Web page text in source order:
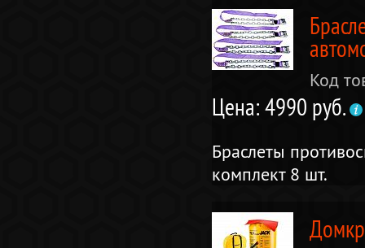
Код
Цена: 4990 руб.
Браслеты
комплект 8 шт.